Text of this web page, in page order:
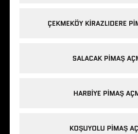
ÇEKMEKÖY KIRAZLIDERE
SALACAK PIMAŞ
HARBIYE PIMAŞ
KOŞUYOLU PIMAŞ